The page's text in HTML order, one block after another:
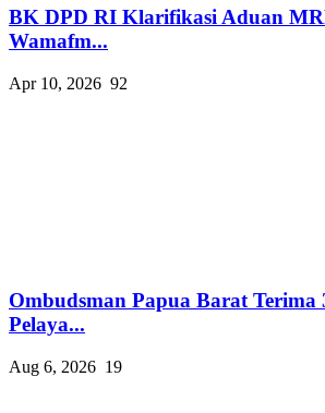
BK DPD RI Klarifikasi Aduan
Wamafm...
Apr 10, 2026 92
Ombudsman Papua Barat Terima
Pelaya...
Aug 6, 2026 19